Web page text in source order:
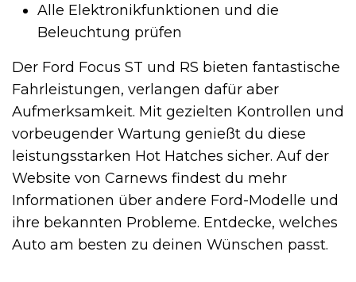
Alle Elektronikfunktionen und die
Beleuchtung prüfen
Der Ford Focus ST und RS bieten fantastische
Fahrleistungen, verlangen dafür aber
Aufmerksamkeit. Mit gezielten Kontrollen und
vorbeugender Wartung genießt du diese
leistungsstarken Hot Hatches sicher. Auf der
Website von Carnews findest du mehr
Informationen über andere Ford-Modelle und
ihre bekannten Probleme. Entdecke, welches
Auto am besten zu deinen Wünschen passt.